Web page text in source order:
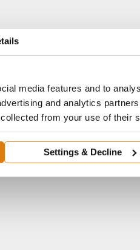
media features and to
and analytics
from your use of their
Settings & Decline
Aufgrund Ihrer Cookie-
Sie Cookies für
widerrufen